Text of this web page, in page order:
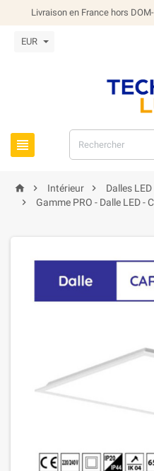
Livraison en France hors
EUR

  Intérieur 
Dalles LED

Gamme PRO - Dalle LED -